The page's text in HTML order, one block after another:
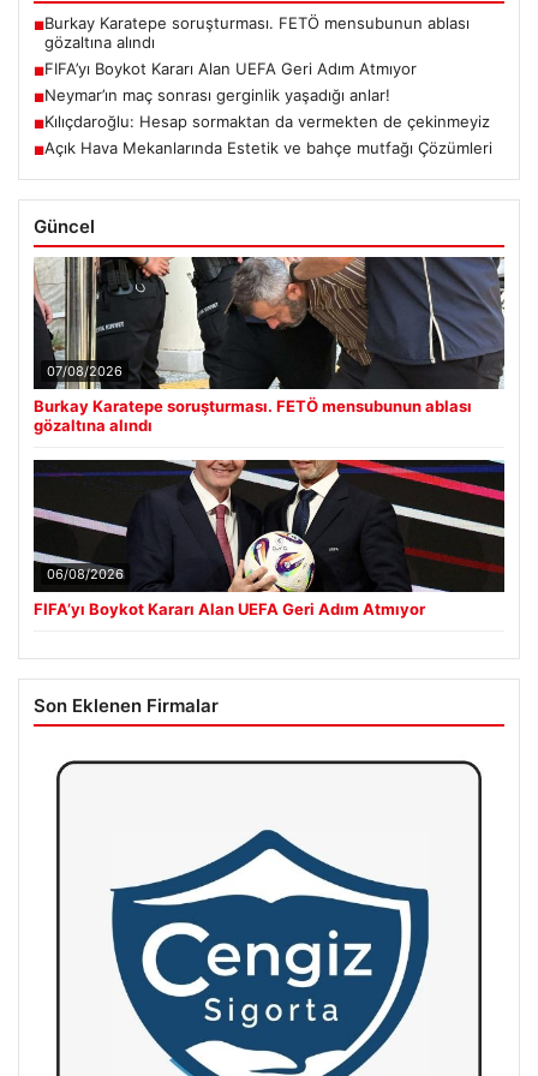
■Burkay Karatepe soruşturması. FETÖ mensubunun ablası
gözaltına alındı
■FIFA’yı Boykot Kararı Alan UEFA Geri Adım Atmıyor
■Neymar’ın maç sonrası gerginlik yaşadığı anlar!
■Kılıçdaroğlu: Hesap sormaktan da vermekten de çekinmeyiz
■Açık Hava Mekanlarında Estetik ve bahçe mutfağı Çözümleri
Güncel
07/08/2026
Burkay Karatepe soruşturması. FETÖ mensubunun ablası
gözaltına alındı
06/08/2026
FIFA’yı Boykot Kararı Alan UEFA Geri Adım Atmıyor
Son Eklenen Firmalar